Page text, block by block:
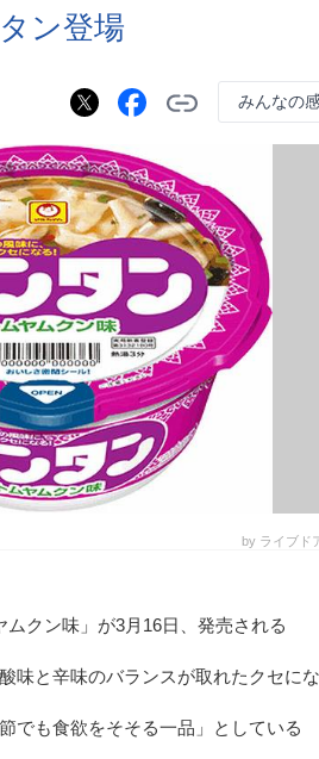
ン登場
みんなの
by ライブド
ムクン味」が3月16日、発売される
味と辛味のバランスが取れたクセに
でも食欲をそそる一品」としている